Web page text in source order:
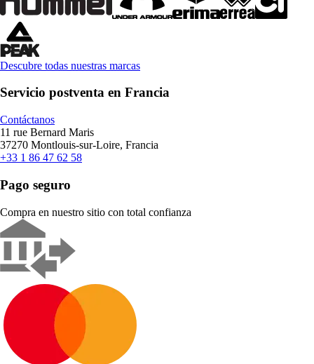
Descubre todas nuestras marcas
Servicio postventa en Francia
Contáctanos
11 rue Bernard Maris
37270 Montlouis-sur-Loire, Francia
+33 1 86 47 62 58
Pago seguro
Compra en nuestro sitio con total confianza